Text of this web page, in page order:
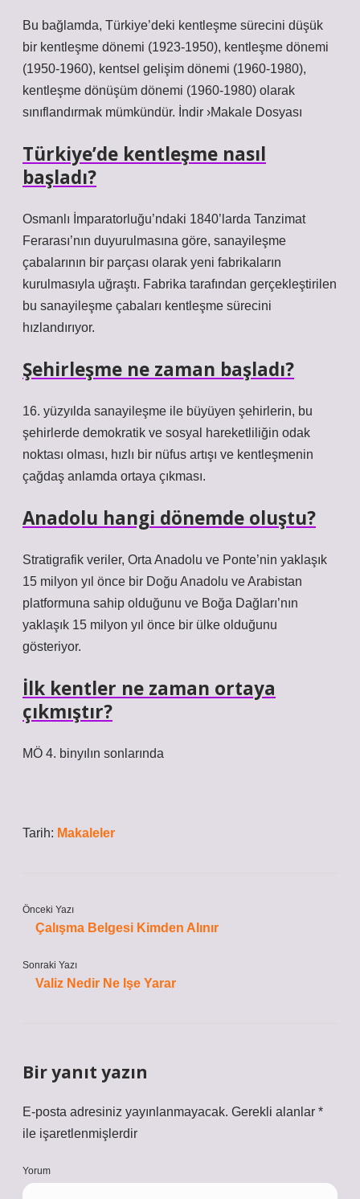
Bu bağlamda, Türkiye’deki kentleşme sürecini düşük
bir kentleşme dönemi (1923-1950), kentleşme dönemi
(1950-1960), kentsel gelişim dönemi (1960-1980),
kentleşme dönüşüm dönemi (1960-1980) olarak
sınıflandırmak mümkündür. İndir ›Makale Dosyası
Türkiye’de kentleşme nasıl
başladı?
Osmanlı İmparatorluğu’ndaki 1840’larda Tanzimat
Ferarası’nın duyurulmasına göre, sanayileşme
çabalarının bir parçası olarak yeni fabrikaların
kurulmasıyla uğraştı. Fabrika tarafından gerçekleştirilen
bu sanayileşme çabaları kentleşme sürecini
hızlandırıyor.
Şehirleşme ne zaman başladı?
16. yüzyılda sanayileşme ile büyüyen şehirlerin, bu
şehirlerde demokratik ve sosyal hareketliliğin odak
noktası olması, hızlı bir nüfus artışı ve kentleşmenin
çağdaş anlamda ortaya çıkması.
Anadolu hangi dönemde oluştu?
Stratigrafik veriler, Orta Anadolu ve Ponte’nin yaklaşık
15 milyon yıl önce bir Doğu Anadolu ve Arabistan
platformuna sahip olduğunu ve Boğa Dağları’nın
yaklaşık 15 milyon yıl önce bir ülke olduğunu
gösteriyor.
İlk kentler ne zaman ortaya
çıkmıştır?
MÖ 4. binyılın sonlarında
Tarih: Makaleler
Önceki Yazı
Çalışma Belgesi Kimden Alınır
Sonraki Yazı
Valiz Nedir Ne Işe Yarar
Bir yanıt yazın
E-posta adresiniz yayınlanmayacak. Gerekli alanlar *
ile işaretlenmişlerdir
Yorum